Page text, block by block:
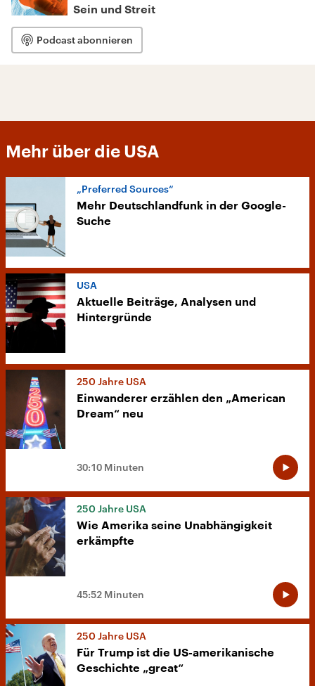
Sein und Streit
Podcast abonnieren
Mehr über die USA
„Preferred Sources“
Mehr Deutschlandfunk in der Google-
Suche
USA
Aktuelle Beiträge, Analysen und
Hintergründe
250 Jahre USA
Einwanderer erzählen den „American
Dream“ neu
30:10 Minuten
250 Jahre USA
Wie Amerika seine Unabhängigkeit
erkämpfte
45:52 Minuten
250 Jahre USA
Für Trump ist die US-amerikanische
Geschichte „great“